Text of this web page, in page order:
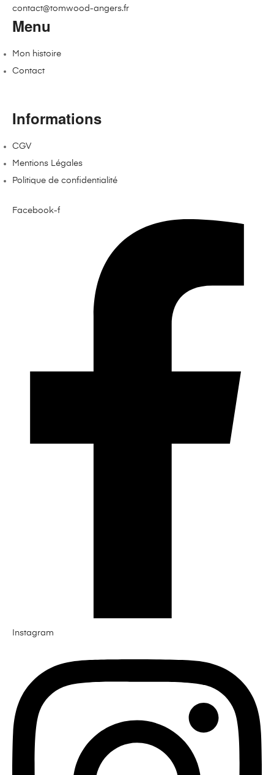
contact@tomwood-angers.fr
Menu
Mon histoire
Contact
Informations
CGV
Mentions Légales
Politique de confidentialité
Facebook-f
Instagram